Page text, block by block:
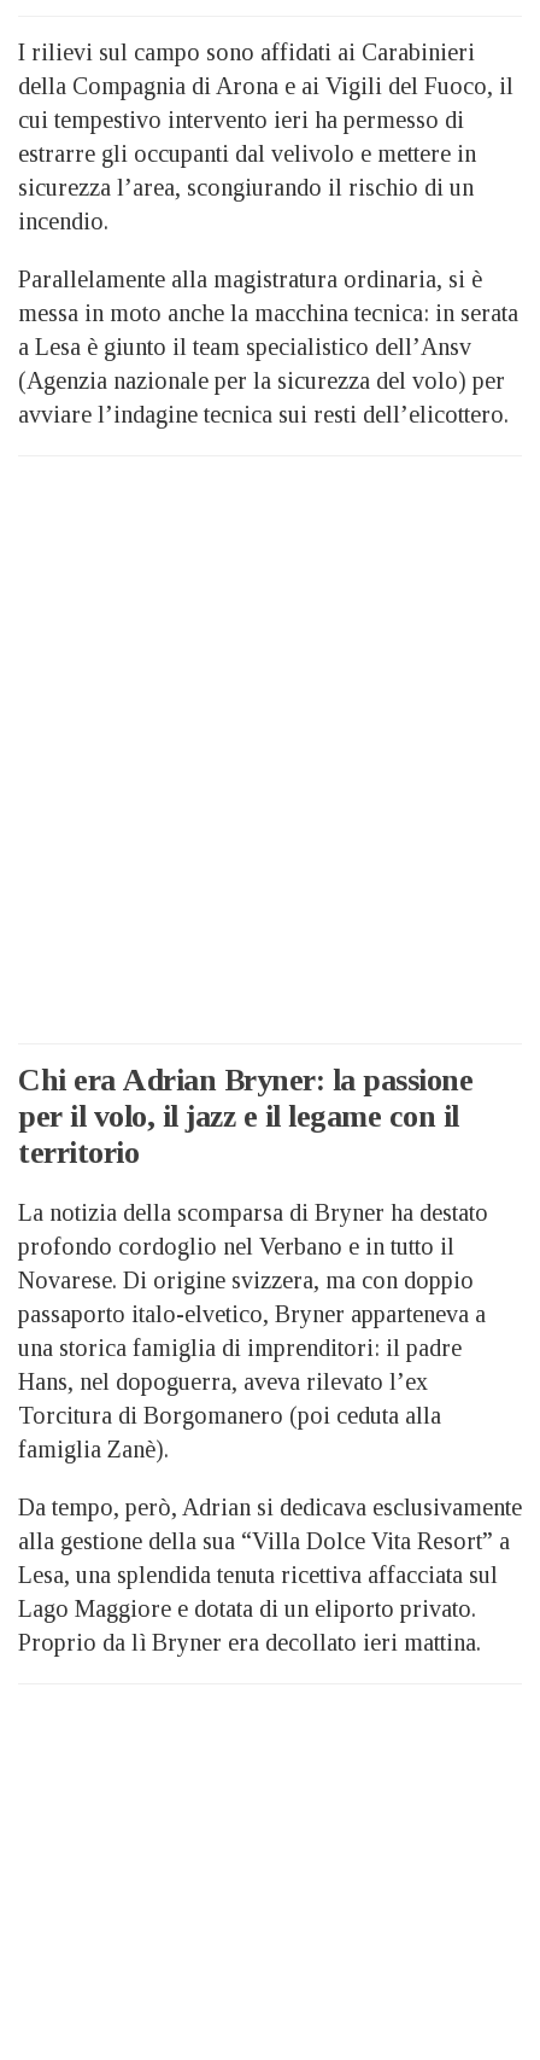
I rilievi sul campo sono affidati ai Carabinieri
della Compagnia di Arona e ai Vigili del Fuoco, il
cui tempestivo intervento ieri ha permesso di
estrarre gli occupanti dal velivolo e mettere in
sicurezza l’area, scongiurando il rischio di un
incendio.
Parallelamente alla magistratura ordinaria, si è
messa in moto anche la macchina tecnica: in serata
a Lesa è giunto il team specialistico dell’Ansv
(Agenzia nazionale per la sicurezza del volo) per
avviare l’indagine tecnica sui resti dell’elicottero.
Chi era Adrian Bryner: la passione
per il volo, il jazz e il legame con il
territorio
La notizia della scomparsa di Bryner ha destato
profondo cordoglio nel Verbano e in tutto il
Novarese. Di origine svizzera, ma con doppio
passaporto italo-elvetico, Bryner apparteneva a
una storica famiglia di imprenditori: il padre
Hans, nel dopoguerra, aveva rilevato l’ex
Torcitura di Borgomanero (poi ceduta alla
famiglia Zanè).
Da tempo, però, Adrian si dedicava esclusivamente
alla gestione della sua “Villa Dolce Vita Resort” a
Lesa, una splendida tenuta ricettiva affacciata sul
Lago Maggiore e dotata di un eliporto privato.
Proprio da lì Bryner era decollato ieri mattina.